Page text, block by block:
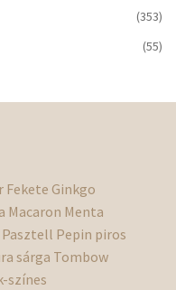
(353)
(55)
Fekete Ginkgo
Macaron Menta
Pasztell Pepin piros
sárga Tombow
színes